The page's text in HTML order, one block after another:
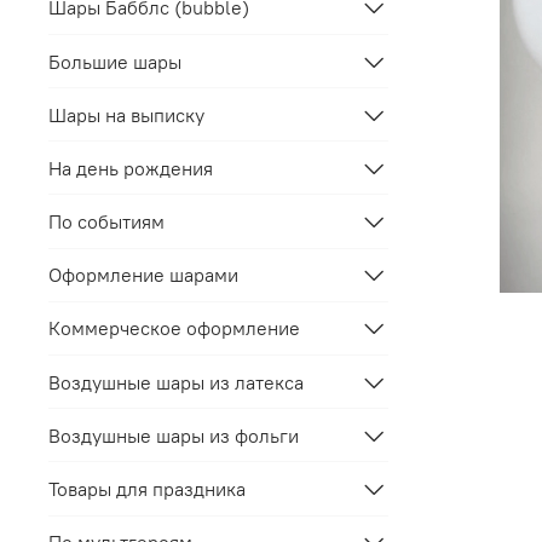
Шары Бабблс (bubble)
Большие шары
Шары на выписку
На день рождения
По событиям
Оформление шарами
Коммерческое оформление
Воздушные шары из латекса
Воздушные шары из фольги
Товары для праздника